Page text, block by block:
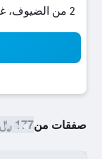
2 من الضيوف، غرفة واحدة
صفقات من177 ﷼